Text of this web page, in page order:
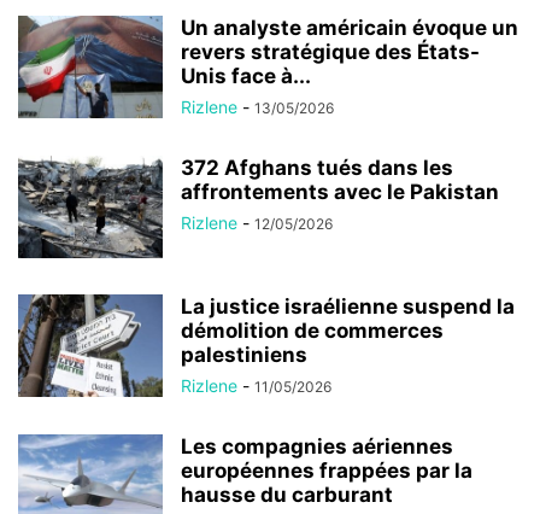
Un analyste américain évoque un
revers stratégique des États-
Unis face à...
Rizlene - 13/05/2026
372 Afghans tués dans les
affrontements avec le Pakistan
Rizlene - 12/05/2026
La justice israélienne suspend la
démolition de commerces
palestiniens
Rizlene - 11/05/2026
Les compagnies aériennes
européennes frappées par la
hausse du carburant